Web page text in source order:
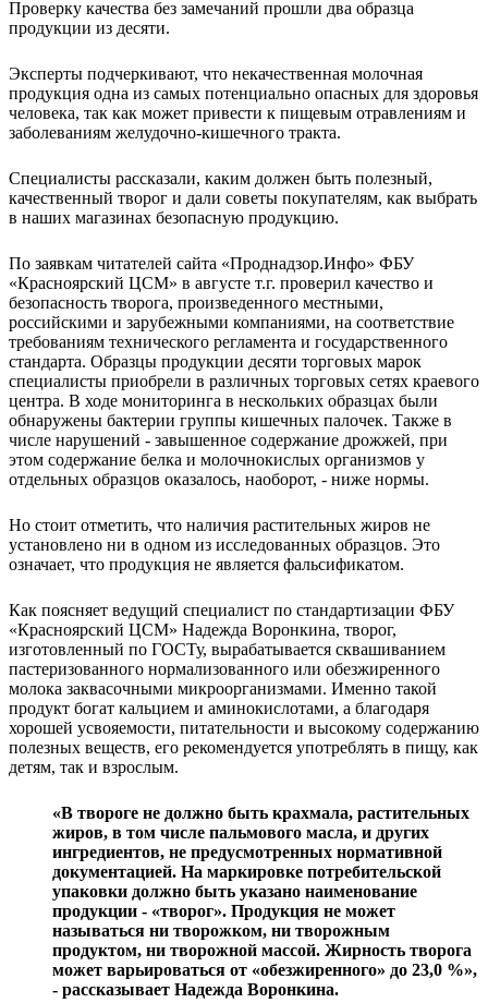
Проверку качества без замечаний прошли два образца
продукции из десяти.
Эксперты подчеркивают, что некачественная молочная
продукция одна из самых потенциально опасных для здоровья
человека, так как может привести к пищевым отравлениям и
заболеваниям желудочно-кишечного тракта.
Специалисты рассказали, каким должен быть полезный,
качественный творог и дали советы покупателям, как выбрать
в наших магазинах безопасную продукцию.
По заявкам читателей сайта «Проднадзор.Инфо» ФБУ
«Красноярский ЦСМ» в августе т.г. проверил качество и
безопасность творога, произведенного местными,
российскими и зарубежными компаниями, на соответствие
требованиям технического регламента и государственного
стандарта. Образцы продукции десяти торговых марок
специалисты приобрели в различных торговых сетях краевого
центра. В ходе мониторинга в нескольких образцах были
обнаружены бактерии группы кишечных палочек. Также в
числе нарушений - завышенное содержание дрожжей, при
этом содержание белка и молочнокислых организмов у
отдельных образцов оказалось, наоборот, - ниже нормы.
Но стоит отметить, что наличия растительных жиров не
установлено ни в одном из исследованных образцов. Это
означает, что продукция не является фальсификатом.
Как поясняет ведущий специалист по стандартизации ФБУ
«Красноярский ЦСМ» Надежда Воронкина, творог,
изготовленный по ГОСТу, вырабатывается сквашиванием
пастеризованного нормализованного или обезжиренного
молока заквасочными микроорганизмами. Именно такой
продукт богат кальцием и аминокислотами, а благодаря
хорошей усвояемости, питательности и высокому содержанию
полезных веществ, его рекомендуется употреблять в пищу, как
детям, так и взрослым.
«В твороге не должно быть крахмала, растительных
жиров, в том числе пальмового масла, и других
ингредиентов, не предусмотренных нормативной
документацией. На маркировке потребительской
упаковки должно быть указано наименование
продукции - «творог». Продукция не может
называться ни творожком, ни творожным
продуктом, ни творожной массой. Жирность творога
может варьироваться от «обезжиренного» до 23,0 %»,
- рассказывает Надежда Воронкина.